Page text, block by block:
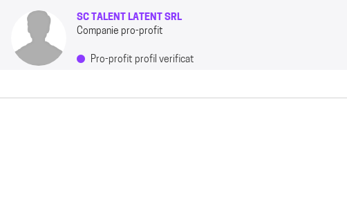
SC TALENT LATENT SRL
Companie pro-profit
Pro-profit profil verificat